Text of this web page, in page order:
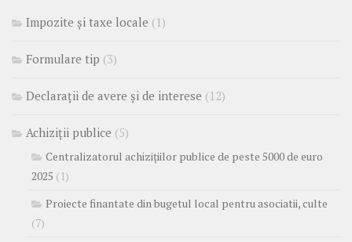
Impozite și taxe locale (1)
Formulare tip (3)
Declarații de avere și de interese (12)
Achiziții publice (5)
Centralizatorul achizițiilor publice de peste 5000 de euro
2025 (1)
Proiecte finantate din bugetul local pentru asociatii, culte
(7)